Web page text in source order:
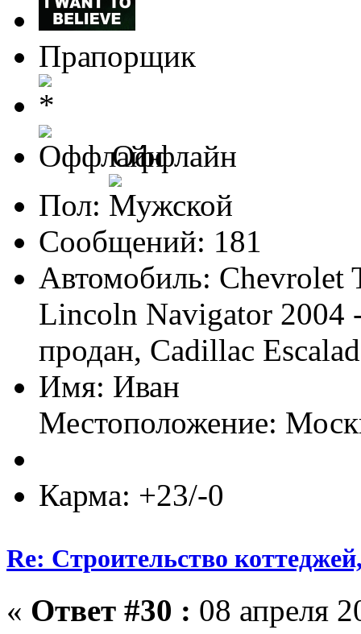
Прапорщик
Оффлайн
Пол:
Сообщений: 181
Автомобиль: Chevrolet
Lincoln Navigator 2004
продан, Cadillac
Имя: Иван
Местоположение:
Карма: +23/-0
Re: Строительство
« Ответ #30 : 08 апреля